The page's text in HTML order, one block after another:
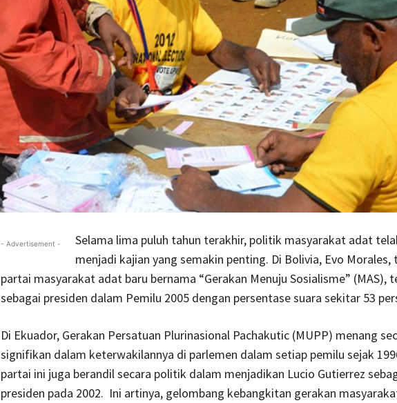
- Advertisement -
Selama lima puluh tahun terakhir, politik masyarakat adat
menjadi kajian yang semakin penting. Di Bolivia, Evo Morales,
partai masyarakat adat baru bernama “Gerakan Menuju Sosialisme” (MAS),
sebagai presiden dalam Pemilu 2005 dengan persentase suara sekitar 53
Di Ekuador, Gerakan Persatuan Plurinasional Pachakutic (MUPP) menang
signifikan dalam keterwakilannya di parlemen dalam setiap pemilu sejak
partai ini juga berandil secara politik dalam menjadikan Lucio Gutierrez
presiden pada 2002. Ini artinya, gelombang kebangkitan gerakan